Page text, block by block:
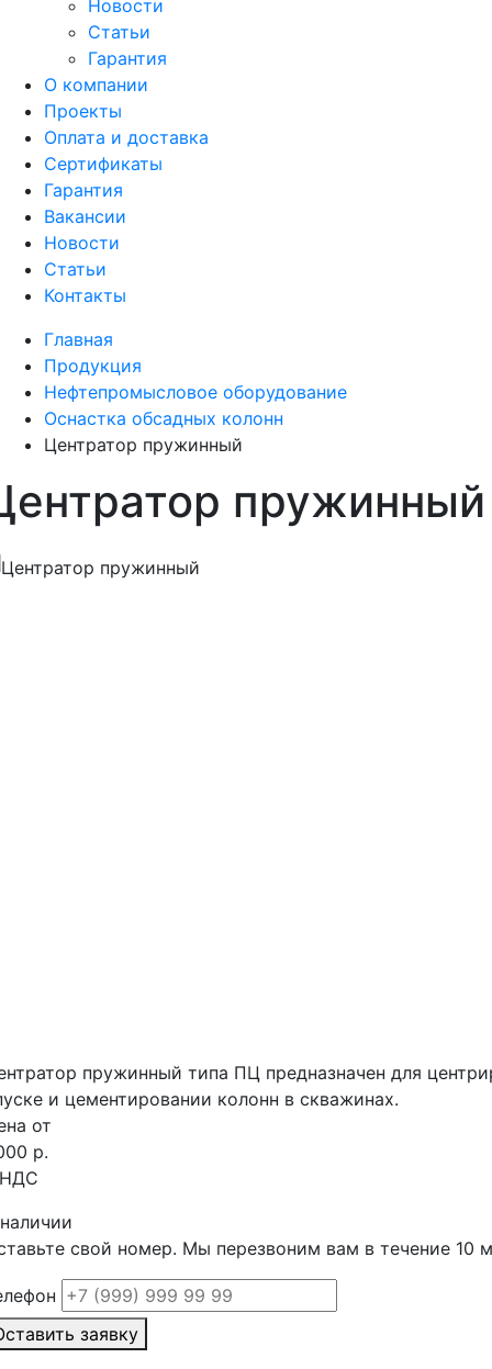
Новости
Статьи
Гарантия
О компании
Проекты
Оплата и доставка
Сертификаты
Гарантия
Вакансии
Новости
Статьи
Контакты
Главная
Продукция
Нефтепромысловое оборудование
Оснастка обсадных колонн
Центратор пружинный
пружинный
пружинный типа ПЦ предназначен для
и цементировании колонн в скважинах.
от
р.
свой номер. Мы перезвоним вам в течение 10
заявку